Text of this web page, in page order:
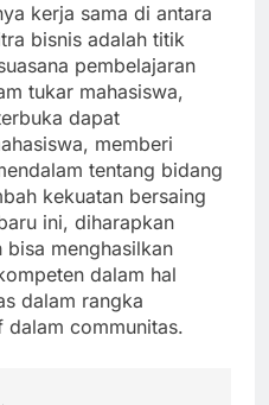
kerja sama di antara
bisnis adalah titik
pembelajaran
tukar mahasiswa,
dapat
memberi
tentang bidang
kekuatan bersaing
ini, diharapkan
menghasilkan
dalam hal
dalam rangka
communitas.